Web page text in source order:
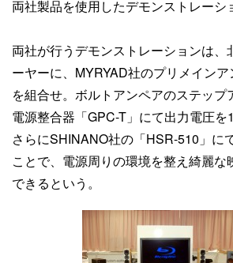
両社製品を使用したデモンストレーシ
両社が行うデモンストレーションは、
ーヤーに、MYRYAD社のプリメインア
を組合せ。ボルトアンペアのステップ
電源整合器「GPC-T」にて出力電圧を
さらにSHINANO社の「HSR-510」に
ことで、電源周りの環境を整え綺麗な
できるという。